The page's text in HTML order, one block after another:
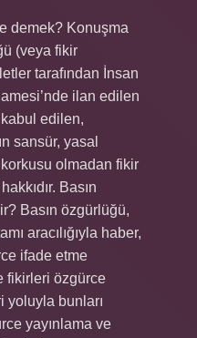
demek? Konuşma
(veya fikir
tarafından İnsan
ilan edilen
edilen,
sansür, yasal
olmadan fikir
Basın
Basın özgürlüğü,
aracılığıyla haber,
ifade etme
fikirleri özgürce
yoluyla bunları
yayınlama ve